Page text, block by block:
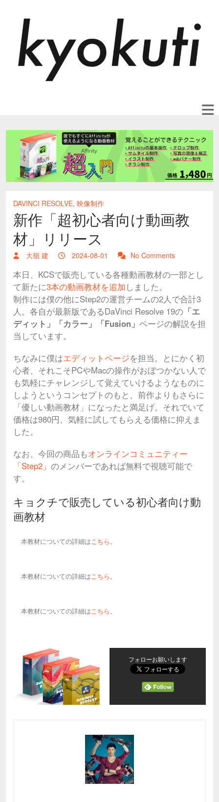
DAVINCI RESOLVE, 映像制作
新作「超初心者向け動画教
材」リリース
大嶺 建 2024-08-01 No Comments
本日、KCSで販売している各種動画教材の一部とし
て新たに3本の動画教材を追加しました。
制作には僕の他にStep2の運営チームの2人で合計3
人。各自が最新版であるDaVinci Resolve 19の 「エ
ディット」「カラー」「Fusion」 ページの解説を担
当しています。
ちなみに僕はエディットページを担当。とにかく初
心者、それこそPCやMacの操作がおぼつかない人で
も気軽にチャレンジして覚えていけるようなものに
しようというコンセプトのもと、前作よりもさらに
「優しい動画教材」になったと満足げ。それでいて
価格は980円、気軽に試してもらえる価格に抑えま
した。
なお、今回の商品もオンラインコミュニティー
「Step2」 のメンバーであれば無料で視聴可能で
す。
キョクチで販売している初心者向け動
画教材
本教材についての詳細はこちら。
本教材についての詳細はこちら。
本教材についての詳細はこちら。
フォローお願いします